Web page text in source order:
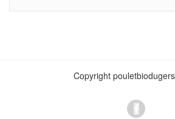
Copyright